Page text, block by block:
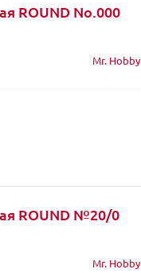
ROUND No.000
Mr. Hobby
ROUND №20/0
Mr. Hobby